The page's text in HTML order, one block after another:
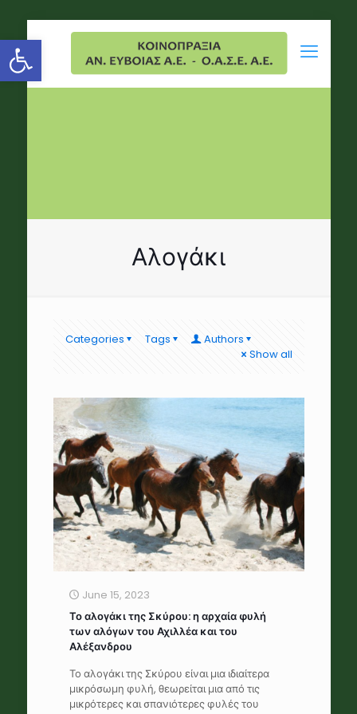
Open toolbar
Αλογάκι
Categories Tags
Authors
Show all
June 15, 2023
Το αλογάκι της Σκύρου: η αρχαία φυλή
των αλόγων του Αχιλλέα και του
Αλέξανδρου
Το αλογάκι της Σκύρου είναι μια ιδιαίτερα
μικρόσωμη φυλή, θεωρείται μια από τις
μικρότερες και σπανιότερες φυλές του